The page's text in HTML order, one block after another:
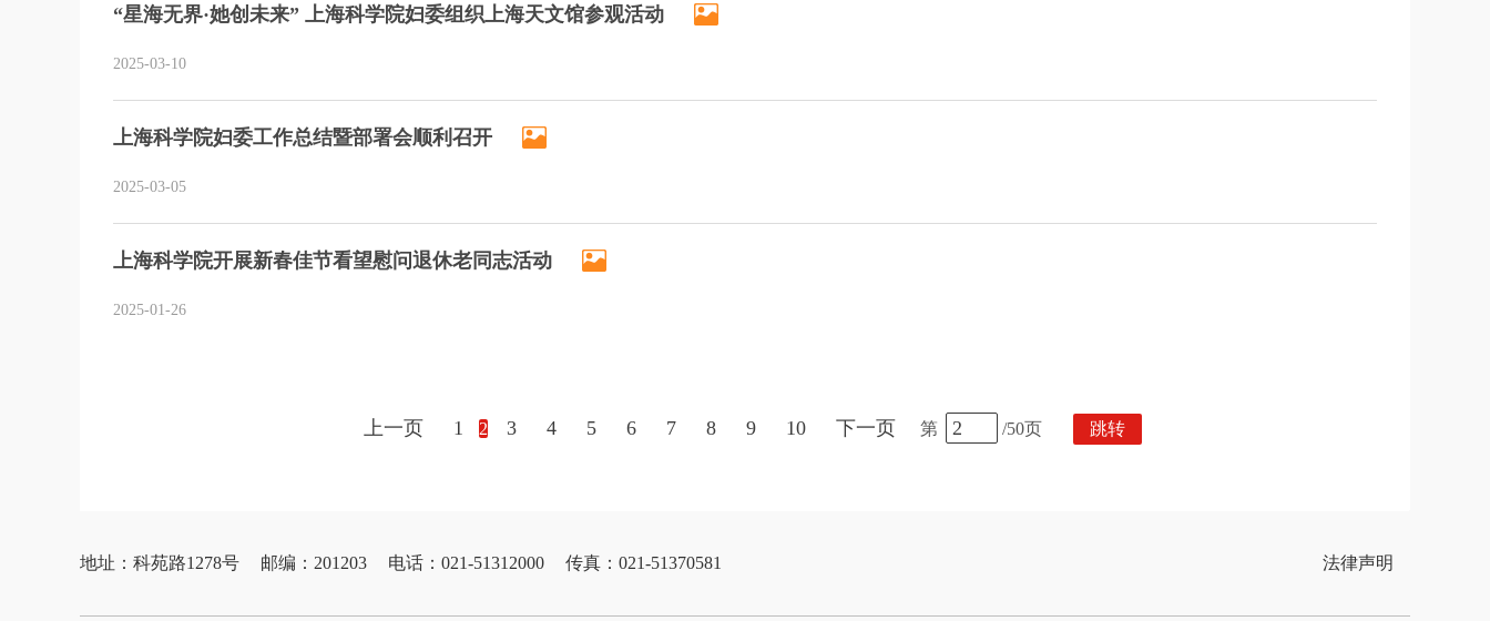
“星海无界·她创未来” 上海科学院妇委组织上海天文馆参观活动
2025-03-10
上海科学院妇委工作总结暨部署会顺利召开
2025-03-05
上海科学院开展新春佳节看望慰问退休老同志活动
2025-01-26
上一页 1 2 3 4 5 6 7 8 9 10 下一页 第 /50页 跳转
地址：科苑路1278号 邮编：201203 电话：021-51312000 传真：021-51370581 法律声明